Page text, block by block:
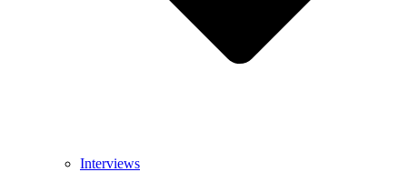
Interviews